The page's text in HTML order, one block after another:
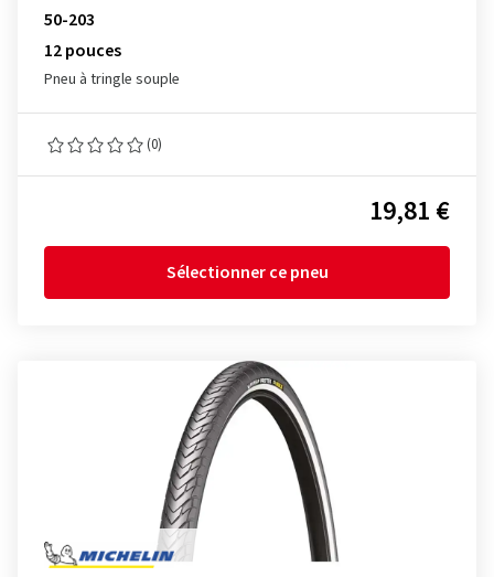
50-203
12 pouces
Pneu à tringle souple
(0)
19,81 €
Sélectionner ce pneu